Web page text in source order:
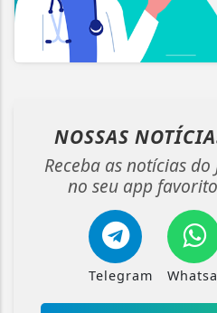
NOSSAS
Receba as notícias do
no seu app
Telegram